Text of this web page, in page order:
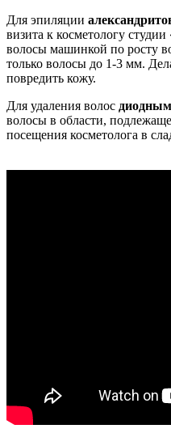
Для эпиляции
визита к косметологу
волосы машинкой по росту
только волосы до 1-3 мм.
повредить кожу.
Для удаления волос
волосы в области,
посещения косметолога в